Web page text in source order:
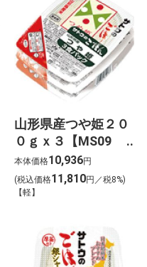
山形県産つや姫２０
０ｇｘ３【MS09
web用】
本体価格10,936円
(税込価格11,810円／税8%)
【軽】